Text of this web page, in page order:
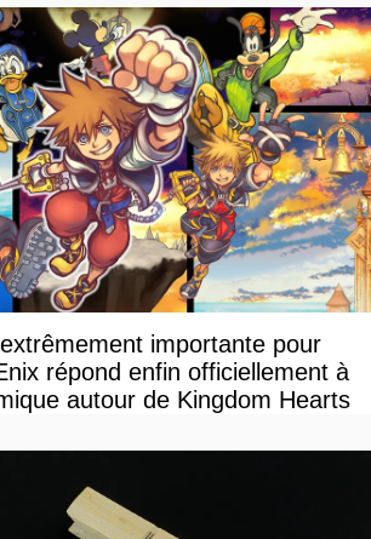
importante pour
répond enfin officiellement à
autour de Kingdom Hearts